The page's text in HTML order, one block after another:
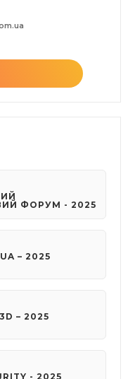
ФОРУМ - 2025
– 2025
– 2025
- 2025